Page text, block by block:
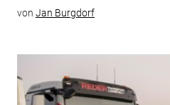
von Jan Burgdorf